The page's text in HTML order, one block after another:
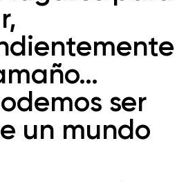
ser
un mundo